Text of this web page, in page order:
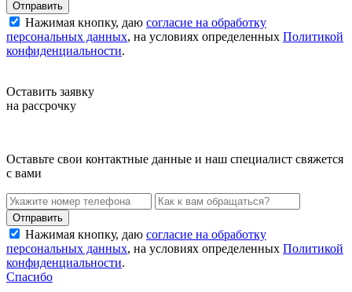
Нажимая кнопку, даю согласие на обработку
персональных данных, на условиях определенных Политикой
конфиденциальности.
Оставить заявку
на рассрочку
Оставьте свои контактные данные и наш специалист свяжется
с вами
Нажимая кнопку, даю согласие на обработку
персональных данных, на условиях определенных Политикой
конфиденциальности.
Спасибо